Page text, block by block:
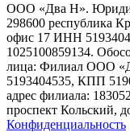
ООО «Два Н».
298600 республика
офис 17 ИНН
1025100859134.
лица: Филиал ООО
5193404535, КПП
адрес филиала:
проспект Кольский,
Конфиденциальность